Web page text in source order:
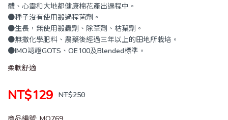
體、心靈和大地都健康棉花產出過程中。
●種子沒有使用殺過程菌劑。
●生長，無使用殺蟲劑、除草劑、枯葉劑。
●無撒化學肥料、農藥後經過三年以上的田地所栽培。
●IMO認證GOTS、OE100及Blended標準。
柔軟舒適
NT$129 NT$250
商品編號: MO769